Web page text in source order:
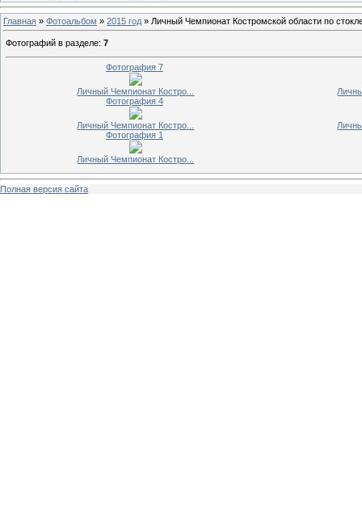
Главная » Фотоальбом » 2015 год » Личный Чемпионат Костромской области по
Фотографий в разделе: 7
Фотография 7
Личный Чемпионат Костро...
Фотография 4
Личный Чемпионат Костро...
Фотография 1
Личный Чемпионат Костро...
Полная версия сайта